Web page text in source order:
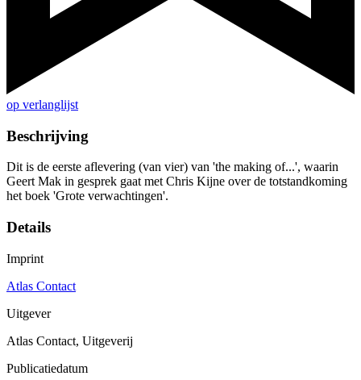
op verlanglijst
Beschrijving
Dit is de eerste aflevering (van vier) van 'the making of...', waarin
Geert Mak in gesprek gaat met Chris Kijne over de totstandkoming
het boek 'Grote verwachtingen'.
Details
Imprint
Atlas Contact
Uitgever
Atlas Contact, Uitgeverij
Publicatiedatum